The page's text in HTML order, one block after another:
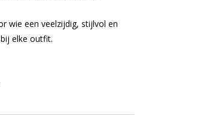
wie een veelzijdig, stijlvol en
elke outfit.